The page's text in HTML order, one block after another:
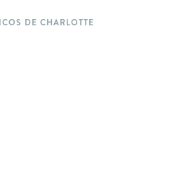
DE CHARLOTTE